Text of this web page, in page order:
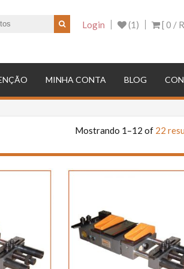
[ 0 /
(1)
Login
MINHA CONTA BLOG
Mostrando 1–12 of 22